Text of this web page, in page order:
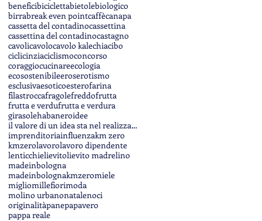
beneficibiciclettabietolebiologico
birrabreak even pointcaffècanapa
cassetta del contadinocassettina
cassettina del contadinocastagno
cavolicavolocavolo kalechiacibo
ciclicinziaciclismoconcorso
coraggiocucinareecologia
ecosostenibileeroserotismo
esclusivaesoticoesterofarina
filastroccafragolefreddofrutta
frutta e verdufrutta e verdura
girasolehabaneroidee
il valore di un idea sta nel realizzarla
imprenditoriainfluenzakm zero
kmzerolavorolavoro dipendente
lenticchielievitolievito madrelino
madeinbologna
madeinbolognakmzeromiele
migliomillefiorimoda
molino urbanonatalenoci
originalitàpanepapavero
pappa reale